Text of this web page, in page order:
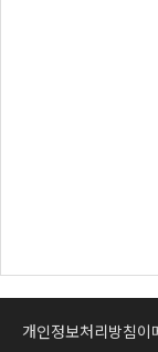
개인정보처리방침이